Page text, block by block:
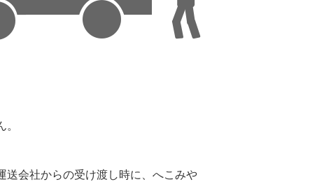
送会社からの受け渡し時に、へこみや